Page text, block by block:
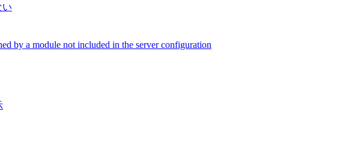
い
by a module not included in the server configuration